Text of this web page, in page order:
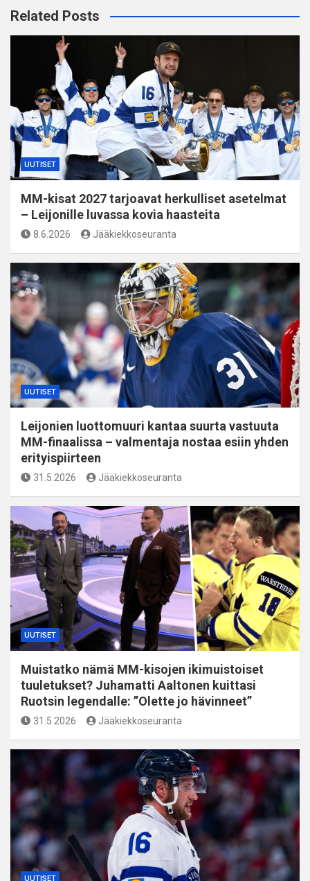
Related Posts
UUTISET
MM-kisat 2027 tarjoavat herkulliset asetelmat
– Leijonille luvassa kovia haasteita
8.6.2026 Jääkiekkoseuranta
UUTISET
Leijonien luottomuuri kantaa suurta vastuuta
MM-finaalissa – valmentaja nostaa esiin yhden
erityispiirteen
31.5.2026 Jääkiekkoseuranta
UUTISET
Muistatko nämä MM-kisojen ikimuistoiset
tuuletukset? Juhamatti Aaltonen kuittasi
Ruotsin legendalle: ”Olette jo hävinneet”
31.5.2026 Jääkiekkoseuranta
UUTISET